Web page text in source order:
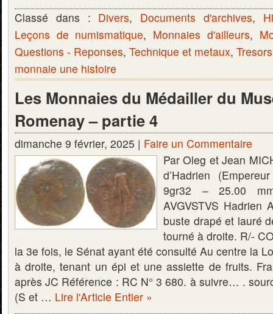
Classé dans : Divers, Documents d'archives,
Leçons de numismatique, Monnaies d'ailleurs,
Questions - Reponses, Technique et metaux,
monnaie une histoire
Les Monnaies du Médailler du
Romenay – partie 4
dimanche 9 février, 2025 | Faire un Commentaire
Par Oleg et Jean
d’Hadrien
9gr32 – 25.00
AVGVSTVS Hadrien
buste drapé et lauré
tourné à droite. R/-
la 3e fois, le Sénat ayant été consulté Au centre la
à droite, tenant un épi et une assiette de fruits.
après JC Référence : RC N° 3 680. à suivre… .
(S et … Lire l'Article Entier »